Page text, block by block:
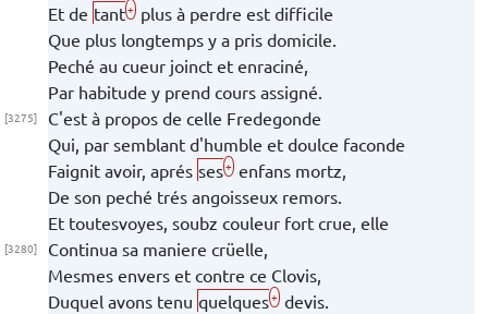
Et de tant+ plus à perdre est difficile
Que plus longtemps y a pris domicile.
Peché au cueur joinct et enraciné,
Par habitude y prend cours assigné.
[3275] C'est à propos de celle Fredegonde
Qui, par semblant d'humble et doulce faconde
Faignit avoir, aprés ses+ enfans mortz,
De son peché trés angoisseux remors.
Et toutesvoyes, soubz couleur fort crue, elle
[3280]
Continua sa maniere crüelle,
Mesmes envers et contre ce Clovis,
Duquel avons tenu quelques+ devis.